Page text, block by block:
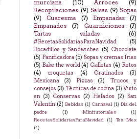
murciana
(10) Arroces
(9)
Recopilaciones (9) Salsas (9) Sopas
(9)
Cuaresma (7) Empanadas
(7)
Empanados
(7) Guarniciones
(7)
Tartas saladas
(6)
#RecetasSolidariasParaNavidad
(5)
Bocadillos y Sandwiches
(5) Chocolate
(5) Panificadora (5) Sopas y cremas frias
(5) Bake the world (4) Galletas (4) Retos
(4)
croquetas (4) Gratinados
(3)
Mexicana
(3) Pizzas (3)
Trucos y
consejos (3) Técnicas de cocina (3) Visto
en (3) Conservas (2) Helados (2) San
Valentín (2) Bebidas (1) Carnaval (1) Día del
padre
(1) Minitutoriales
(1)
RecetasSolidariasParaNavidad
(1)
Tex Mex
(1)